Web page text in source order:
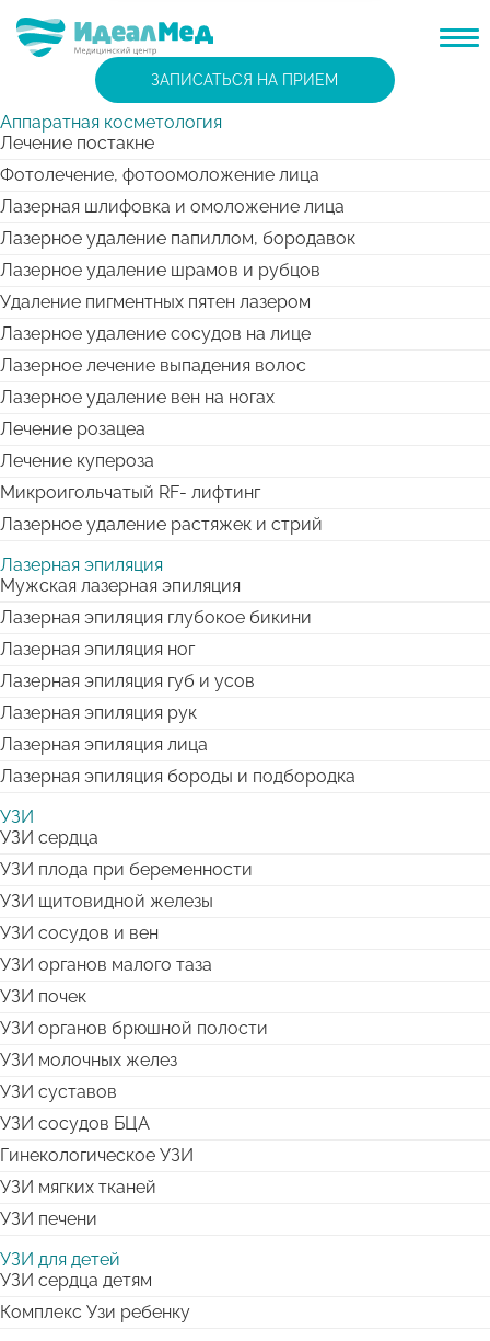
ЗАПИСАТЬСЯ НА ПРИЕМ
Аппаратная косметология
Лечение постакне
Фотолечение, фотоомоложение лица
Лазерная шлифовка и омоложение лица
Лазерное удаление папиллом, бородавок
Лазерное удаление шрамов и рубцов
Удаление пигментных пятен лазером
Лазерное удаление сосудов на лице
Лазерное лечение выпадения волос
Лазерное удаление вен на ногах
Лечение розацеа
Лечение купероза
Микроигольчатый RF- лифтинг
Лазерное удаление растяжек и стрий
Лазерная эпиляция
Мужская лазерная эпиляция
Лазерная эпиляция глубокое бикини
Лазерная эпиляция ног
Лазерная эпиляция губ и усов
Лазерная эпиляция рук
Лазерная эпиляция лица
Лазерная эпиляция бороды и подбородка
УЗИ
УЗИ сердца
УЗИ плода при беременности
УЗИ щитовидной железы
УЗИ сосудов и вен
УЗИ органов малого таза
УЗИ почек
УЗИ органов брюшной полости
УЗИ молочных желез
УЗИ суставов
УЗИ сосудов БЦА
Гинекологическое УЗИ
УЗИ мягких тканей
УЗИ печени
УЗИ для детей
УЗИ сердца детям
Комплекс Узи ребенку